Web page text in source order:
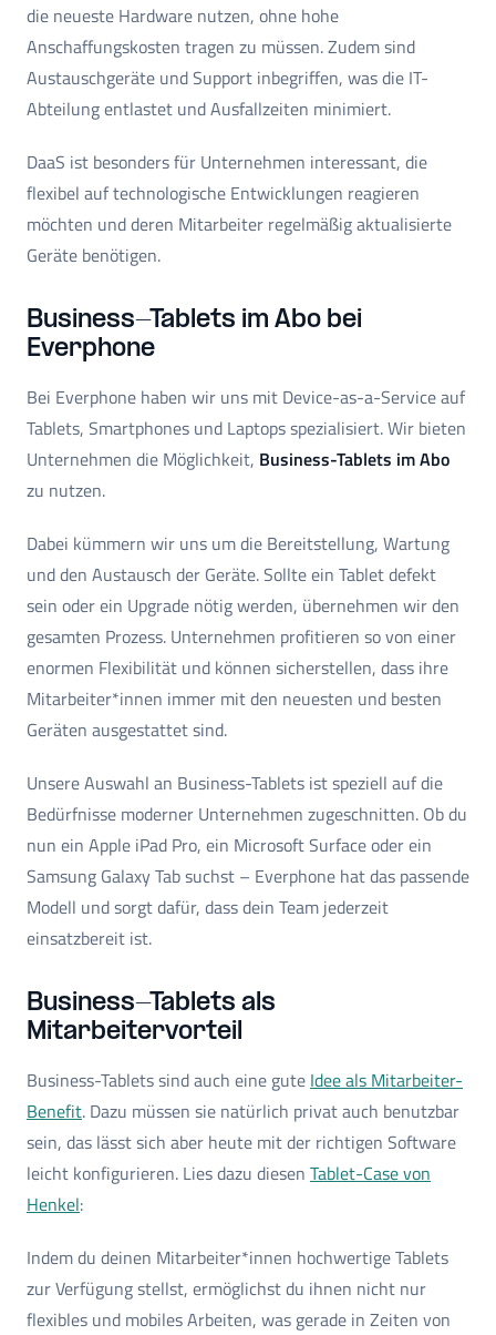
die neueste Hardware nutzen, ohne hohe
Anschaffungskosten tragen zu müssen. Zudem sind
Austauschgeräte und Support inbegriffen, was die IT-
Abteilung entlastet und Ausfallzeiten minimiert.
DaaS ist besonders für Unternehmen interessant, die
flexibel auf technologische Entwicklungen reagieren
möchten und deren Mitarbeiter regelmäßig aktualisierte
Geräte benötigen.
Business-Tablets im Abo bei
Everphone
Bei Everphone haben wir uns mit Device-as-a-Service auf
Tablets, Smartphones und Laptops spezialisiert. Wir bieten
Unternehmen die Möglichkeit, Business-Tablets im Abo
zu nutzen.
Dabei kümmern wir uns um die Bereitstellung, Wartung
und den Austausch der Geräte. Sollte ein Tablet defekt
sein oder ein Upgrade nötig werden, übernehmen wir den
gesamten Prozess. Unternehmen profitieren so von einer
enormen Flexibilität und können sicherstellen, dass ihre
Mitarbeiter*innen immer mit den neuesten und besten
Geräten ausgestattet sind.
Unsere Auswahl an Business-Tablets ist speziell auf die
Bedürfnisse moderner Unternehmen zugeschnitten. Ob du
nun ein Apple iPad Pro, ein Microsoft Surface oder ein
Samsung Galaxy Tab suchst – Everphone hat das passende
Modell und sorgt dafür, dass dein Team jederzeit
einsatzbereit ist.
Business-Tablets als
Mitarbeitervorteil
Business-Tablets sind auch eine gute Idee als Mitarbeiter-
Benefit. Dazu müssen sie natürlich privat auch benutzbar
sein, das lässt sich aber heute mit der richtigen Software
leicht konfigurieren. Lies dazu diesen Tablet-Case von
Henkel:
Indem du deinen Mitarbeiter*innen hochwertige Tablets
zur Verfügung stellst, ermöglichst du ihnen nicht nur
flexibles und mobiles Arbeiten, was gerade in Zeiten von